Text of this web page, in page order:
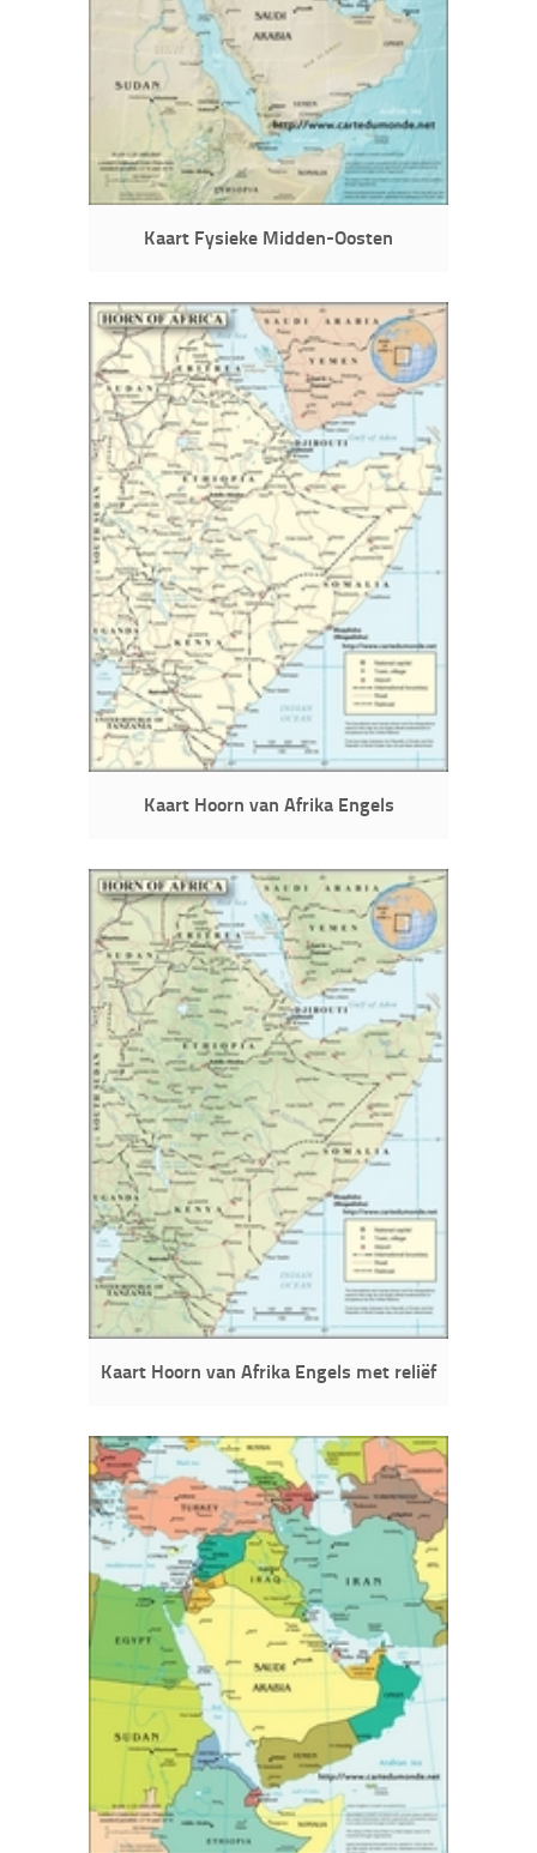
Kaart Fysieke Midden-Oosten
Kaart Hoorn van Afrika Engels
Kaart Hoorn van Afrika Engels met reliëf